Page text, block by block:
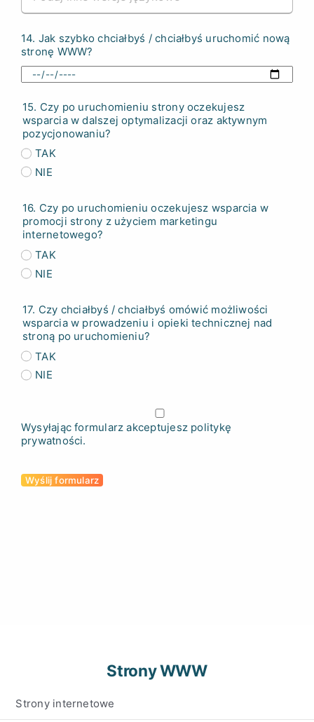
14. Jak szybko chciałbyś / chciałbyś uruchomić nową
stronę WWW?
15. Czy po uruchomieniu strony oczekujesz
wsparcia w dalszej optymalizacji oraz aktywnym
pozycjonowaniu?
TAK
NIE
16. Czy po uruchomieniu oczekujesz wsparcia w
promocji strony z użyciem marketingu
internetowego?
TAK
NIE
17. Czy chciałbyś / chciałbyś omówić możliwości
wsparcia w prowadzeniu i opieki technicznej nad
stroną po uruchomieniu?
TAK
NIE
Wysyłając formularz akceptujesz politykę
prywatności.
Wyślij formularz
Strony WWW
Strony internetowe